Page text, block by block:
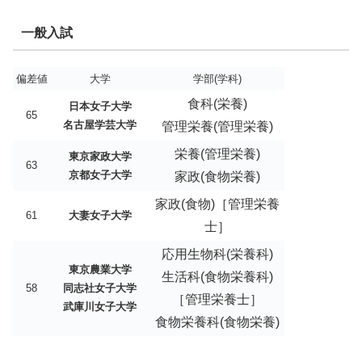
一般入試
偏差値 大学 学部(学科)
65
日本女子大学
名古屋学芸大学
食科(栄養)
管理栄養(管理栄養)
63
東京家政大学
京都女子大学
栄養(管理栄養)
家政(食物栄養)
61 大妻女子大学
家政(食物)［管理栄養
士］
58
東京農業大学
同志社女子大学
武庫川女子大学
応用生物科(栄養科)
生活科(食物栄養科)
［管理栄養士］
食物栄養科(食物栄養)